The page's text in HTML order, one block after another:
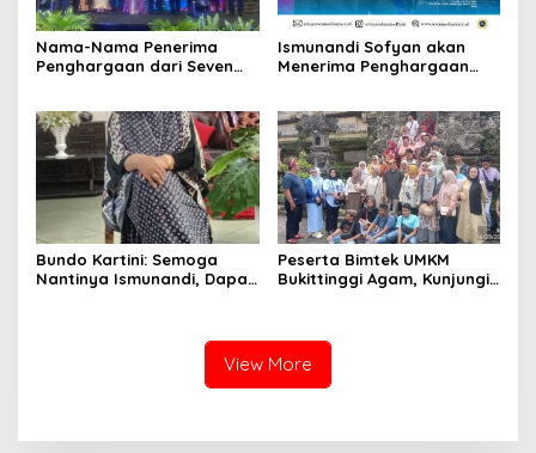
Nama-Nama Penerima
Penghargaan dari Seven
Ismunandi Sofyan akan
Menerima Penghargaan
Seven Media Asia
Bundo Kartini: Semoga
Nantinya Ismunandi, Dapat
Peserta Bimtek UMKM
Bukittinggi Agam, Kunjungi
View More